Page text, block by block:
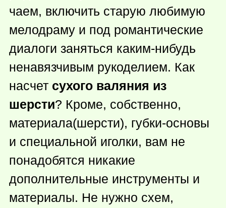
чаем, включить старую любимую
мелодраму и под романтические
диалоги заняться каким-нибудь
ненавязчивым рукоделием. Как
насчет сухого валяния из
шерсти? Кроме, собственно,
материала(шерсти), губки-основы
и специальной иголки, вам не
понадобятся никакие
дополнительные инструменты и
материалы. Не нужно схем,